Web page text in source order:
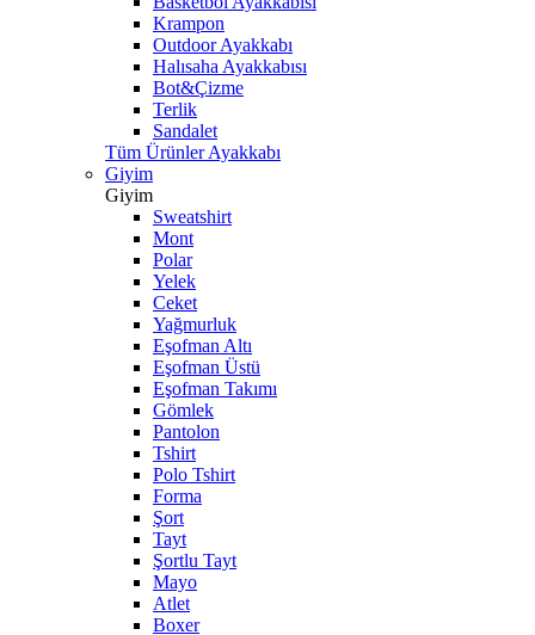
Krampon
Outdoor Ayakkabı
Halısaha Ayakkabısı
Bot&Çizme
Terlik
Sandalet
Tüm Ürünler Ayakkabı
Giyim
Giyim
Sweatshirt
Mont
Polar
Yelek
Ceket
Yağmurluk
Eşofman Altı
Eşofman Üstü
Eşofman Takımı
Gömlek
Pantolon
Tshirt
Polo Tshirt
Forma
Şort
Tayt
Şortlu Tayt
Mayo
Atlet
Boxer